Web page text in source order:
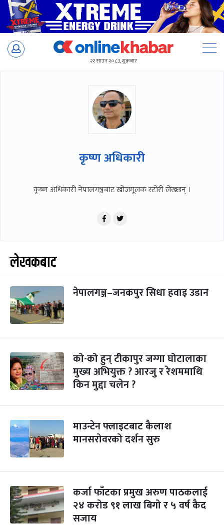
Skip
२२ साउन २०८३, शुक्रबार
कृष्ण अधिकारी
कृष्ण अधिकारी नेपालगञ्जबाट खोजमूलक स्टोरी लेख्छन् ।
लेखकबाट
नेपालगञ्ज–जनकपुर सिधा हवाइ उडान
को-को हुन् टीकापुर जग्गा घोटालाका
मुख्य अभियुक्त ? आरजु र रेशममाथि
किन मुद्दा चलेन ?
माउन्टेन फ्लाइटबाट कैलाश
मानसरोवरको दर्शन सुरु
कर्जा फाँटका प्रमुख अरुण पाठकलाई
२४ करोड ९१ लाख बिगो र ५ वर्ष कैद
सजाय